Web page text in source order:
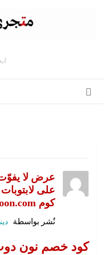
على
كوم noon.com + كوبون خصم هدية
نٌشر بواسطة
كود خصم نون